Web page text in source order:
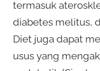
termasuk
diabetes melitus,
Diet juga dapat
usus yang